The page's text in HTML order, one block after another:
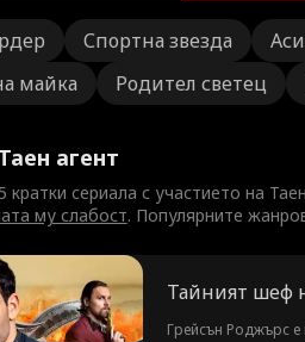
Спортна звезда
майка
Родител светец
агент
кратки сериала с участието на
му слабост. Популярните
Тайният шеф
Грейсън Роджърс е